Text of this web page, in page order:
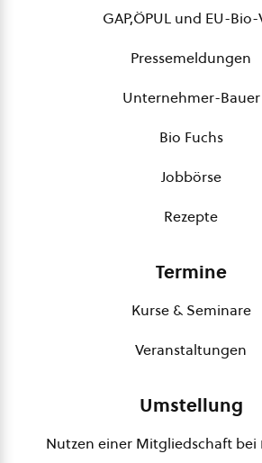
GAP,ÖPUL und EU-
Pressemeldungen
Unternehmer-Bauer
Bio Fuchs
Jobbörse
Rezepte
Termine
Kurse & Seminare
Veranstaltungen
Umstellung
Nutzen einer Mitgliedschaft bei